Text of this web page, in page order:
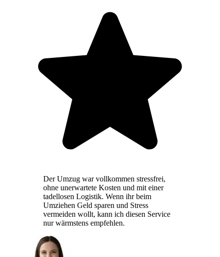
Der Umzug war vollkommen stressfrei,
ohne unerwartete Kosten und mit einer
tadellosen Logistik. Wenn ihr beim
Umziehen Geld sparen und Stress
vermeiden wollt, kann ich diesen Service
nur wärmstens empfehlen.